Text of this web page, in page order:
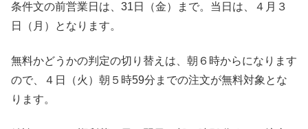
条件文の前営業日は、31日（金）まで。当日は、４月３
日（月）となります。
無料かどうかの判定の切り替えは、朝６時からになります
ので、４日（火）朝５時59分までの注文が無料対象とな
ります。